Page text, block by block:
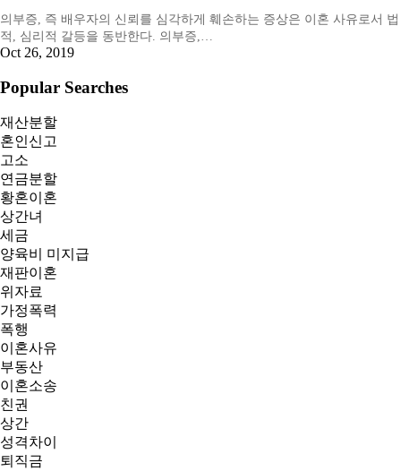
의부증, 즉 배우자의 신뢰를 심각하게 훼손하는 증상은 이혼 사유로서 법
적, 심리적 갈등을 동반한다. 의부증,…
Oct 26, 2019
Popular Searches
재산분할
혼인신고
고소
연금분할
황혼이혼
상간녀
세금
양육비 미지급
재판이혼
위자료
가정폭력
폭행
이혼사유
부동산
이혼소송
친권
상간
성격차이
퇴직금